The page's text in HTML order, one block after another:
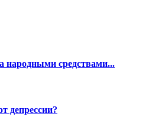
народными средствами...
депрессии?